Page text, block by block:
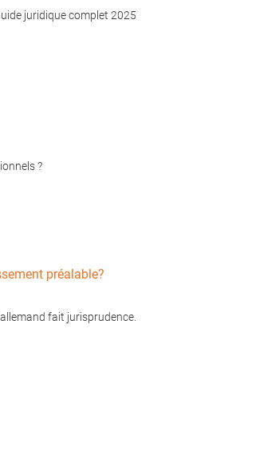
juridique complet 2025
?
préalable?
fait jurisprudence.